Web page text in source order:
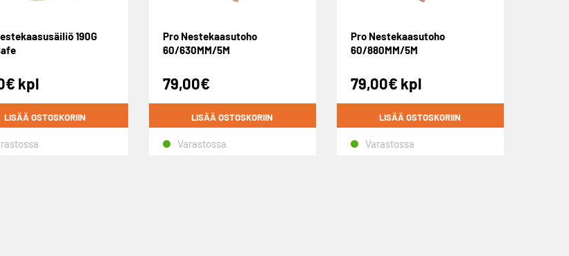
190G
€ kpl
LISÄÄ OSTOSKORIIN
Pro Nestekaasutoho
60/630MM/5M
79,00€
LISÄÄ OSTOSKORIIN
Varastossa
Pro Nestekaasutoho
60/880MM/5M
79,00€ kpl
LISÄÄ OSTOSKORIIN
Varastossa